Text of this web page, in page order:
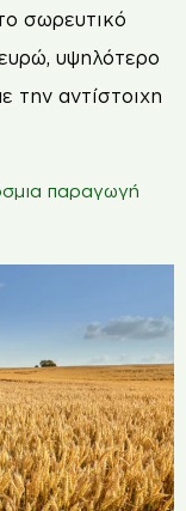
σωρευτικό
υψηλότερο
την αντίστοιχη
παραγωγή